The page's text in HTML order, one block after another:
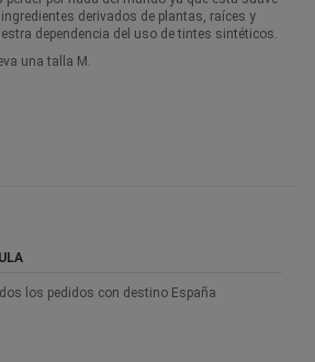
derivados de plantas, raíces y
dependencia del uso de tintes sintéticos.
una talla M.
los pedidos con destino España